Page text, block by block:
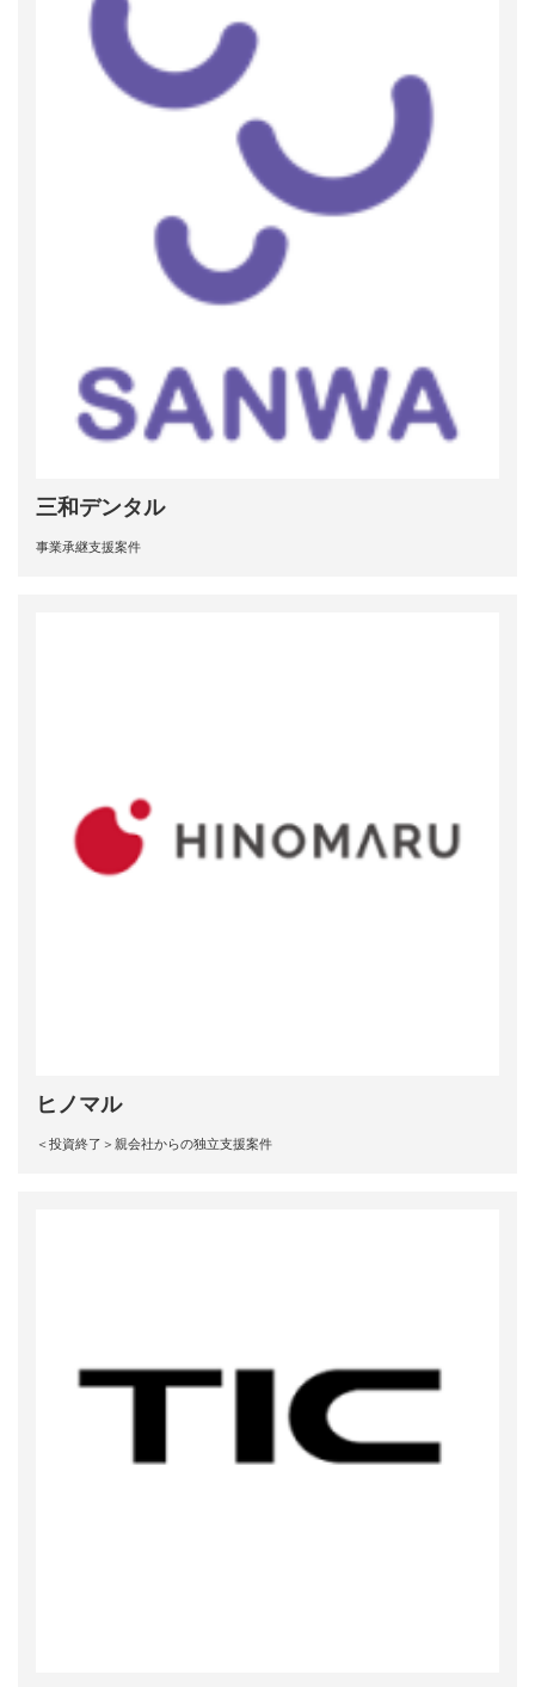
三和デンタル
事業承継支援案件
ヒノマル
＜投資終了＞親会社からの独立支援案件